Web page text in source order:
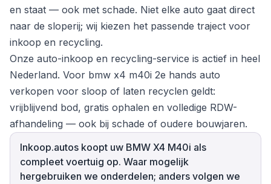
en staat — ook met schade. Niet elke auto gaat direct
naar de sloperij; wij kiezen het passende traject voor
inkoop en recycling.
Onze auto-inkoop en recycling-service is actief in heel
Nederland. Voor bmw x4 m40i 2e hands auto
verkopen voor sloop of laten recyclen geldt:
vrijblijvend bod, gratis ophalen en volledige RDW-
afhandeling — ook bij schade of oudere bouwjaren.
Inkoop.autos koopt uw BMW X4 M40i als
compleet voertuig op. Waar mogelijk
hergebruiken we onderdelen; anders volgen we